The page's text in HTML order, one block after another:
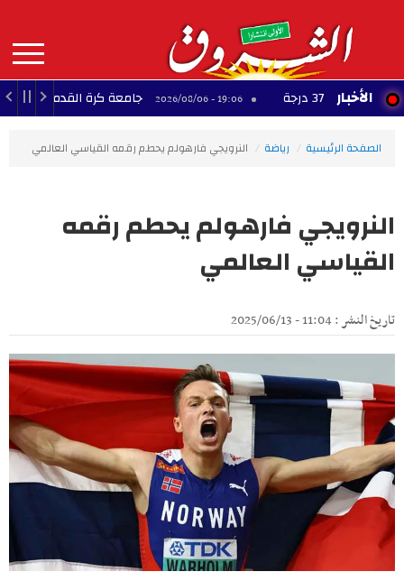
contenu
principal
MAIN
NAVIGATION الأخباردرجة 19:06 - 2026/08/06 جامعة كرة القدم: ناجي الجويني
الصفحة الرئيسية رياضة النرويجي فارهولم يحطم رقمه القياسي العالمي
النرويجي فارهولم يحطم رقمه
القياسي العالمي
تاريخ النشر : 11:04 - 2025/06/13